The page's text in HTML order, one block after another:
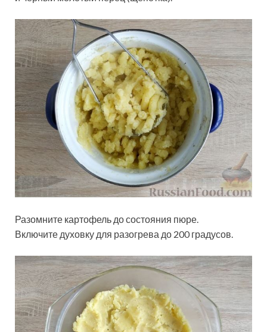
Разомните картофель до состояния пюре.
Включите духовку для разогрева до 200 градусов.